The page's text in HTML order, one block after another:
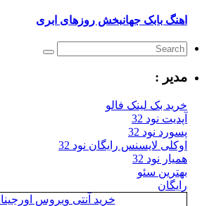
اهنگ بابک جهانبخش روزهای ابری
مدیر :
خرید بک لینک فالو
آپدیت نود 32
پسورد نود 32
اوکلی لایسنس رایگان نود 32
همیار نود 32
بهترین سئو
رایگان
خرید آنتی ویروس